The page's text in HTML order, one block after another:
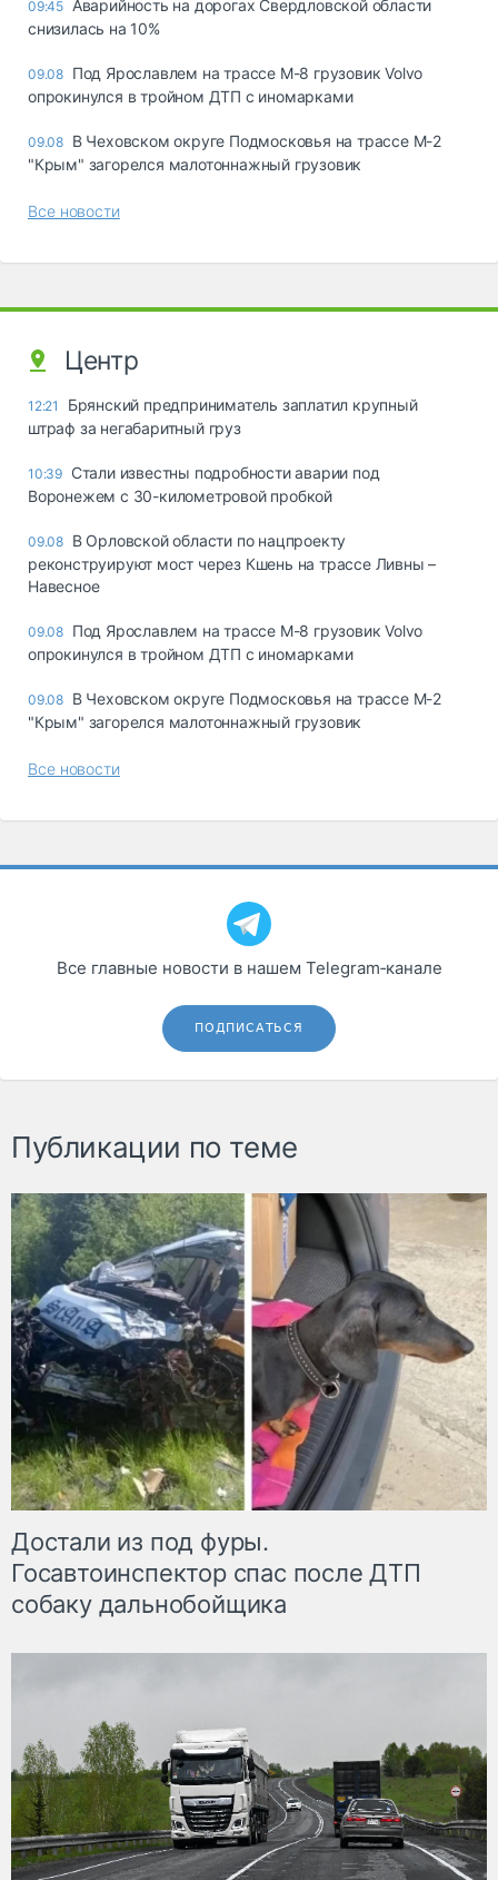
09:45 Аварийность на дорогах Свердловской области
снизилась на 10%
09.08 Под Ярославлем на трассе М-8 грузовик Volvo
опрокинулся в тройном ДТП с иномарками
09.08 В Чеховском округе Подмосковья на трассе М-2
"Крым" загорелся малотоннажный грузовик
Все новости
Центр
12:21
Брянский предприниматель заплатил крупный
штраф за негабаритный груз
10:39 Стали известны подробности аварии под
Воронежем с 30-километровой пробкой
09.08 В Орловской области по нацпроекту
реконструируют мост через Кшень на трассе Ливны –
Навесное
09.08 Под Ярославлем на трассе М-8 грузовик Volvo
опрокинулся в тройном ДТП с иномарками
09.08 В Чеховском округе Подмосковья на трассе М-2
"Крым" загорелся малотоннажный грузовик
Все новости
Все главные новости в нашем Telegram‑канале
ПОДПИСАТЬСЯ
Публикации по теме
Достали из под фуры.
Госавтоинспектор спас после ДТП
собаку дальнобойщика